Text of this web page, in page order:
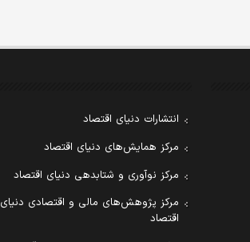
انتشارات دنیای اقتصاد
مرکز همایش‌های دنیای اقتصاد
مرکز نوآوری و شتابدهی دنیای اقتصاد
مرکز پژوهش‌های مالی و اقتصادی دنیای
اقتصاد